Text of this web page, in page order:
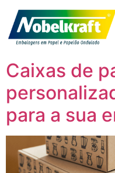
Caixas de
para a sua